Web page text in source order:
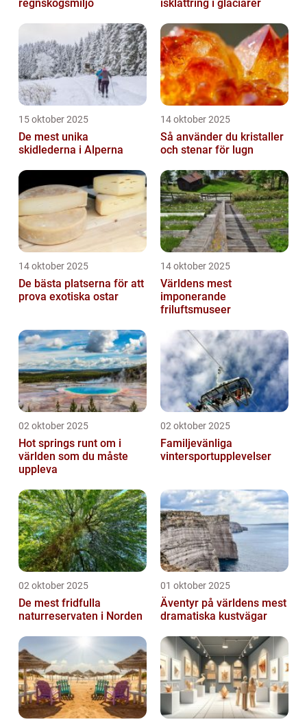
regnskogsmiljö isklättring i glaciärer
15 oktober 2025
De mest unika
skidlederna i Alperna
14 oktober 2025
Så använder du kristaller
och stenar för lugn
14 oktober 2025
De bästa platserna för att
prova exotiska ostar
14 oktober 2025
Världens mest
imponerande
friluftsmuseer
02 oktober 2025
Hot springs runt om i
världen som du måste
uppleva
02 oktober 2025
Familjevänliga
vintersportupplevelser
02 oktober 2025
De mest fridfulla
naturreservaten i Norden
01 oktober 2025
Äventyr på världens mest
dramatiska kustvägar